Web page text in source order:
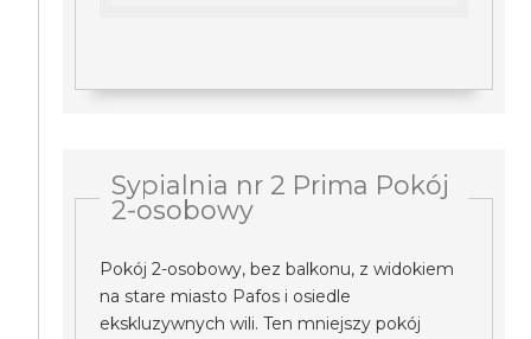
Sypialnia nr 2 Prima Pokój
2-osobowy
Pokój 2-osobowy, bez balkonu, z widokiem
na stare miasto Pafos i osiedle
ekskluzywnych wili. Ten mniejszy pokój